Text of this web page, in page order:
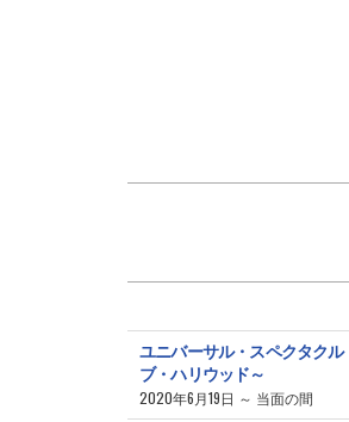
ユニバーサル・スペクタク
ブ・ハリウッド～
2020年6月19日 ～ 当面の間